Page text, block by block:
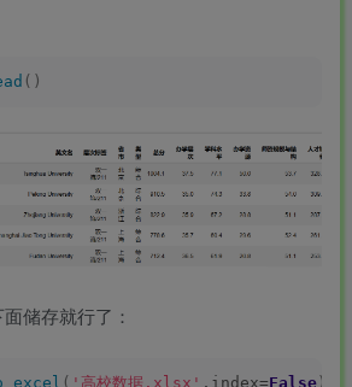
()
储存就行了：
( '高校数据.xlsx' ,index=False)